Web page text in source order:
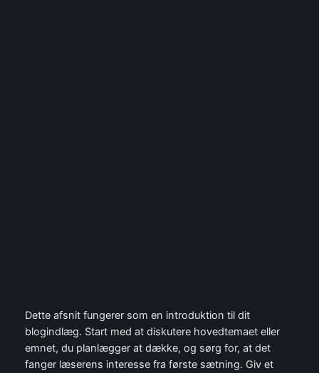
Dette afsnit fungerer som en introduktion til dit
blogindlæg. Start med at diskutere hovedtemaet eller
emnet, du planlægger at dække, og sørg for, at det
fanger læserens interesse fra første sætning. Giv et